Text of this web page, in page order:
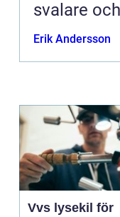
svalare
Erik Andersson
Vvs lysekil för